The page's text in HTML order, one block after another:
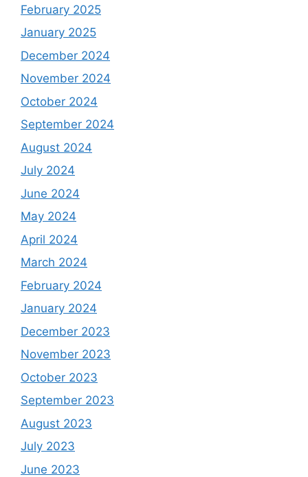
February 2025
January 2025
December 2024
November 2024
October 2024
September 2024
August 2024
July 2024
June 2024
May 2024
April 2024
March 2024
February 2024
January 2024
December 2023
November 2023
October 2023
September 2023
August 2023
July 2023
June 2023